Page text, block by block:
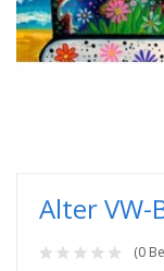
Alter VW-
(0